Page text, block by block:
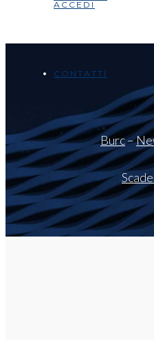
ACCEDI
CONTATTI
Burc–